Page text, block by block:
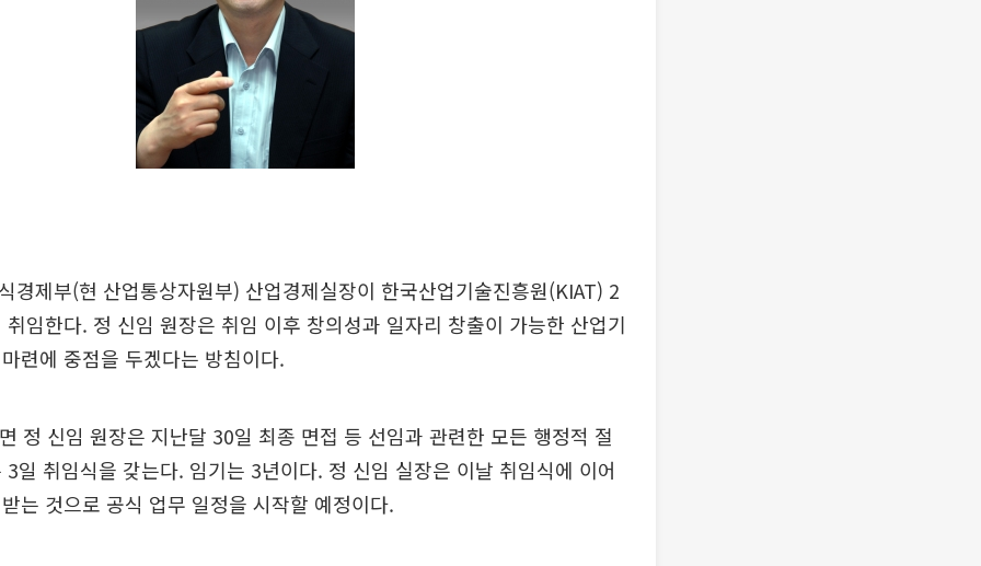
경제부(현 산업통상자원부) 산업경제실장이 한국산업기술진흥원(KIAT) 2
임한다. 정 신임 원장은 취임 이후 창의성과 일자리 창출이 가능한 산업기
련에 중점을 두겠다는 방침이다.
정 신임 원장은 지난달 30일 최종 면접 등 선임과 관련한 모든 행정적 절
일 취임식을 갖는다. 임기는 3년이다. 정 신임 실장은 이날 취임식에 이어
는 것으로 공식 업무 일정을 시작할 예정이다.